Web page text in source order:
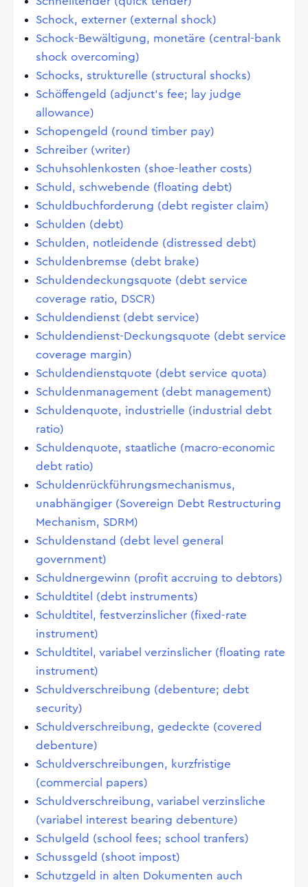
Schock, externer (external shock)
Schock-Bewältigung, monetäre (central-bank
shock overcoming)
Schocks, strukturelle (structural shocks)
Schöffengeld (adjunct's fee; lay judge
allowance)
Schopengeld (round timber pay)
Schreiber (writer)
Schuhsohlenkosten (shoe-leather costs)
Schuld, schwebende (floating debt)
Schuldbuchforderung (debt register claim)
Schulden (debt)
Schulden, notleidende (distressed debt)
Schuldenbremse (debt brake)
Schuldendeckungsquote (debt service
coverage ratio, DSCR)
Schuldendienst (debt service)
Schuldendienst-Deckungsquote (debt service
coverage margin)
Schuldendienstquote (debt service quota)
Schuldenmanagement (debt management)
Schuldenquote, industrielle (industrial debt
ratio)
Schuldenquote, staatliche (macro-economic
debt ratio)
Schuldenrückführungsmechanismus,
unabhängiger (Sovereign Debt Restructuring
Mechanism, SDRM)
Schuldenstand (debt level general
government)
Schuldnergewinn (profit accruing to debtors)
Schuldtitel (debt instruments)
Schuldtitel, festverzinslicher (fixed-rate
instrument)
Schuldtitel, variabel verzinslicher (floating rate
instrument)
Schuldverschreibung (debenture; debt
security)
Schuldverschreibung, gedeckte (covered
debenture)
Schuldverschreibungen, kurzfristige
(commercial papers)
Schuldverschreibung, variabel verzinsliche
(variabel interest bearing debenture)
Schulgeld (school fees; school tranfers)
Schussgeld (shoot impost)
Schutzgeld in alten Dokumenten auch